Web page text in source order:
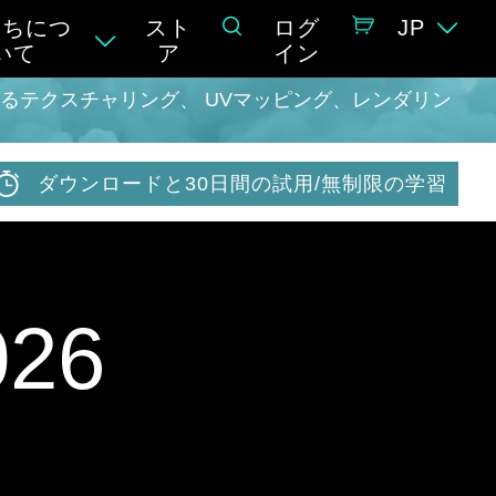
につ
て
スト
ア
ログ
イン
JP
テクスチャリング、 UVマッピング、レンダリン
ダウンロードと30日間の試用/無制限の学習